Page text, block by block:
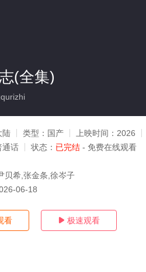
(全集)
陆 类型： 国产 上映时间： 2026
通话 状态： 已完结 - 免费在线观看
贝希,张金条,徐岑子
06-18
看  极速观看